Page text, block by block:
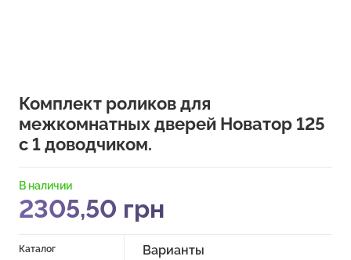
Комплект роликов для
межкомнатных дверей Новатор 125
с 1 доводчиком.
В наличии
2305,50 грн
Каталог Варианты